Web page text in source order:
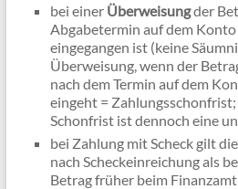
bei einer Überweisungder
Abgabetermin auf dem
eingegangen ist (keine
Überweisung, wenn der
nach dem Termin auf dem
eingeht =
Schonfrist ist dennoch eine
bei Zahlung mit Scheck gilt
nach Scheckeinreichung als
Betrag früher beim